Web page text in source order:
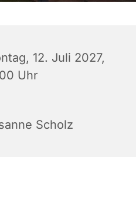
12. Juli 2027,
Uhr
Scholz